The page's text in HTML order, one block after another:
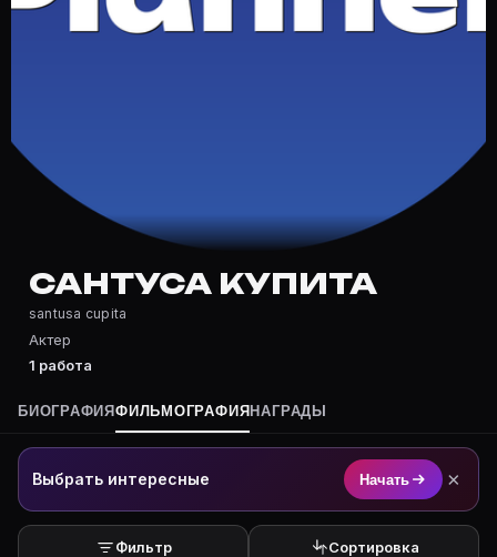
Частые вопросы о Сантуса Купита
Полный список — на Movie Planner: https://movie-
Кто такой(ая) Сантуса Купита?
Сантуса Купита — Актриса. Биография и роли на
Где открыть фильмографию Сантуса Купита?
На Movie Planner: https://movie-planner.ru/s/
САНТУСА КУПИТА
santusa cupita
Актер
1 работа
БИОГРАФИЯФИЛЬМОГРАФИЯ НАГРАДЫ
Выбрать интересные Начать ×
Фильтр Сортировка